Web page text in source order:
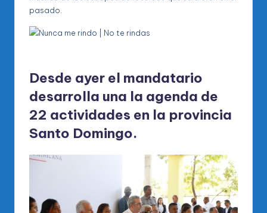
pasado.
Desde ayer el mandatario
desarrolla una la agenda de
22 actividades en la provincia
Santo Domingo.